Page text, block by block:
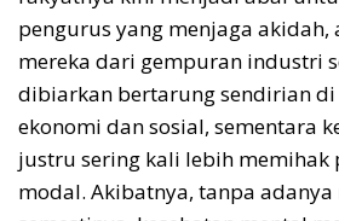
pengurus yang menjaga akidah,
mereka dari gempuran industri
dibiarkan bertarung sendirian
ekonomi dan sosial, sementara
justru sering kali lebih memihak
modal. Akibatnya, tanpa